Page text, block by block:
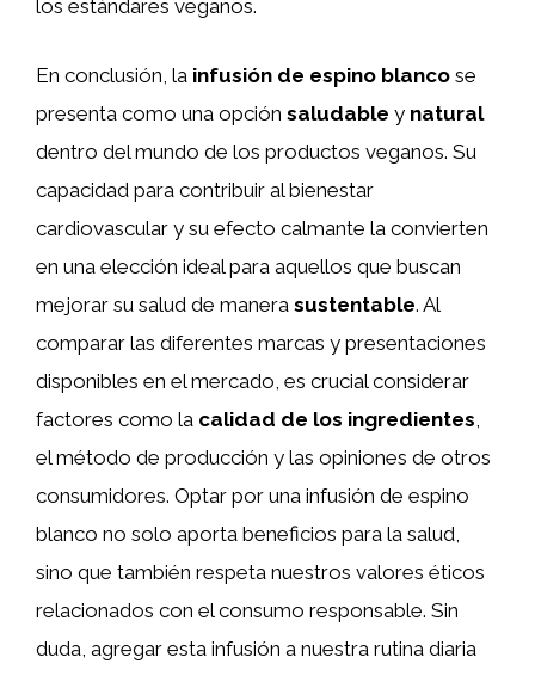
los estándares veganos.
En conclusión, la infusión de espino blanco se
presenta como una opción saludable y natural
dentro del mundo de los productos veganos. Su
capacidad para contribuir al bienestar
cardiovascular y su efecto calmante la convierten
en una elección ideal para aquellos que buscan
mejorar su salud de manera sustentable. Al
comparar las diferentes marcas y presentaciones
disponibles en el mercado, es crucial considerar
factores como la calidad de los ingredientes
el método de producción y las opiniones de otros
consumidores. Optar por una infusión de espino
blanco no solo aporta beneficios para la salud,
sino que también respeta nuestros valores éticos
relacionados con el consumo responsable. Sin
duda, agregar esta infusión a nuestra rutina diaria